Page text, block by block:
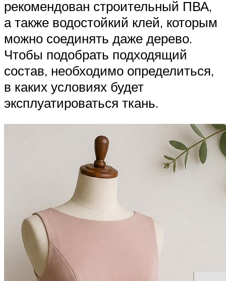
рекомендован строительный ПВА,
а также водостойкий клей, которым
можно соединять даже дерево.
Чтобы подобрать подходящий
состав, необходимо определиться,
в каких условиях будет
эксплуатироваться ткань.